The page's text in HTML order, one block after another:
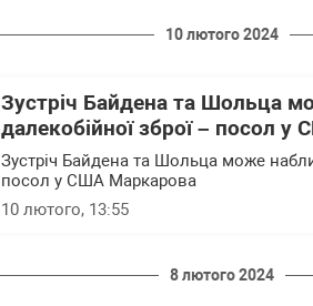
10 лютого 2024
Зустріч Байдена та Шольца
далекобійної зброї – посол
Зустріч Байдена та Шольца може
посол у США Маркарова
10 лютого, 13:55
8 лютого 2024